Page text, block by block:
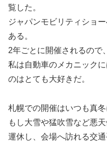
覧した。
ジャパンモビリティショ
ある。
2年ごとに開催されるので
私は自動車のメカニック
のはとても大好きだ。
札幌での開催はいつも真冬
もし大雪や猛吹雪など悪
運休し、会場へ訪れる交